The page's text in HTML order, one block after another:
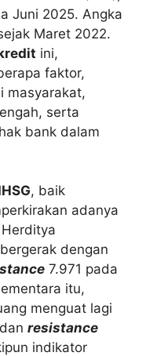
Juni 2025. Angka
Maret 2022.
ini,
faktor,
masyarakat,
serta
bank dalam
, baik
adanya
dengan
7.971 pada
itu,
menguat lagi
resistance
indikator